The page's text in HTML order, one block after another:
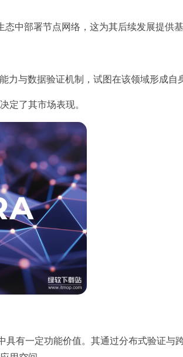
中部署节点网络，这为其后续发展提供基
与数据验证机制，试图在该领域形成自
定了其市场表现。
具有一定功能价值。其通过分布式验证与